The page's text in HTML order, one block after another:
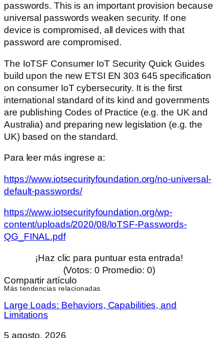
passwords. This is an important provision because
universal passwords weaken security. If one
device is compromised, all devices with that
password are compromised.
The IoTSF Consumer IoT Security Quick Guides
build upon the new ETSI EN 303 645 specification
on consumer IoT cybersecurity. It is the first
international standard of its kind and governments
are publishing Codes of Practice (e.g. the UK and
Australia) and preparing new legislation (e.g. the
UK) based on the standard.
Para leer más ingrese a:
https://www.iotsecurityfoundation.org/no-universal-
default-passwords/
https://www.iotsecurityfoundation.org/wp-
content/uploads/2020/08/IoTSF-Passwords-
QG_FINAL.pdf
¡Haz clic para puntuar esta entrada!
(Votos: 0 Promedio: 0)
Compartir artículo
Más tendencias relacionadas
Large Loads: Behaviors, Capabilities, and
Limitations
5 agosto, 2026